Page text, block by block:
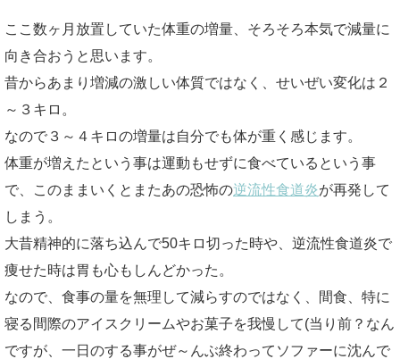
ここ数ヶ月放置していた体重の増量、そろそろ本気で減量に
向き合おうと思います。
昔からあまり増減の激しい体質ではなく、せいぜい変化は２
～３キロ。
なので３～４キロの増量は自分でも体が重く感じます。
体重が増えたという事は運動もせずに食べているという事
で、このままいくとまたあの恐怖の逆流性食道炎が再発して
しまう。
大昔精神的に落ち込んで50キロ切った時や、逆流性食道炎で
痩せた時は胃も心もしんどかった。
なので、食事の量を無理して減らすのではなく、間食、特に
寝る間際のアイスクリームやお菓子を我慢して(当り前？なん
ですが、一日のする事がぜ～んぶ終わってソファーに沈んで